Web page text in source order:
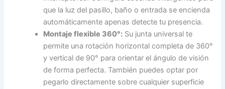
que la luz del pasillo, baño o entrada se encienda
automáticamente apenas detecte tu presencia.
Montaje flexible 360°: Su junta universal te
permite una rotación horizontal completa de 360°
y vertical de 90° para orientar el ángulo de visión
de forma perfecta. También puedes optar por
pegarlo directamente sobre cualquier superficie